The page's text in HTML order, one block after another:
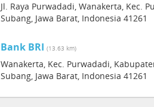
Jl. Raya Purwadadi, Wanakerta, Kec.
Subang, Jawa Barat, Indonesia 41261
Bank BRI (13.63 km)
Wanakerta, Kec. Purwadadi,
Subang, Jawa Barat, Indonesia 41261